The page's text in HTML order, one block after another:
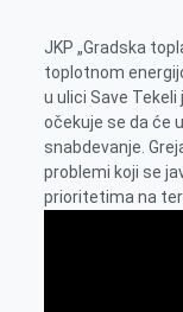
p
p
l
JKP „Gradska
toplotnom
u ulici Save
očekuje se da će
snabdevanje.
problemi koji se
prioritetima na